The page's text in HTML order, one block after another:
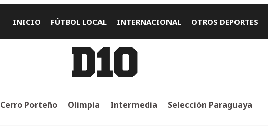
INICIO FÚTBOL LOCAL INTERNACIONAL OTROS DEPORTES
Cerro Porteño Olimpia Intermedia Selección Paraguaya